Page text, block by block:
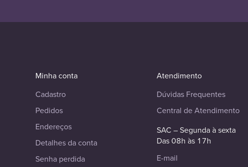
Minha conta
Cadastro
Pedidos
Endereços
Detalhes da conta
Senha perdida
Atendimento
Dúvidas Frequentes
Central de Atendimento
SAC – Segunda à sexta
Das 08h às 17h
E-mail